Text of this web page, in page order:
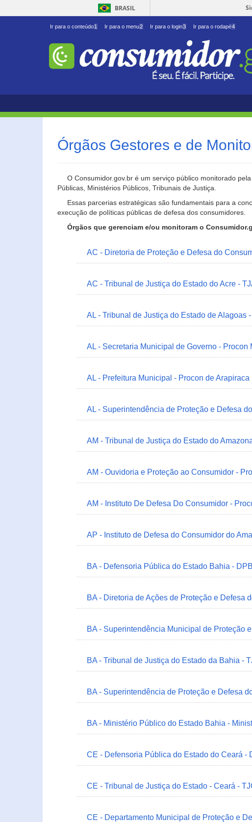
BRASIL
Ir para o conteúdo1 Ir para o menu2 Ir para o login3 Ir para o rodapé4
Órgãos Gestores e de
O Consumidor.gov.br é um serviço público monitorado
Públicas, Ministérios Públicos, Tribunais de Justiça.
Essas parcerias estratégicas são fundamentais para a
execução de políticas públicas de defesa dos consumidores.
Órgãos que gerenciam e/ou monitoram o
AC - Diretoria de Proteção e Defesa do
AC - Tribunal de Justiça do Estado do Acre -
AL - Tribunal de Justiça do Estado de Alagoas
AL - Secretaria Municipal de Governo - Procon
AL - Prefeitura Municipal - Procon de Arapiraca
AL - Superintendência de Proteção e Defesa
AM - Tribunal de Justiça do Estado do
AM - Ouvidoria e Proteção ao Consumidor -
AM - Instituto De Defesa Do Consumidor -
AP - Instituto de Defesa do Consumidor do
BA - Defensoria Pública do Estado Bahia -
BA - Diretoria de Ações de Proteção e Defesa
BA - Superintendência Municipal de Proteção
BA - Tribunal de Justiça do Estado da Bahia -
BA - Superintendência de Proteção e Defesa
BA - Ministério Público do Estado Bahia -
CE - Defensoria Pública do Estado do Ceará -
CE - Tribunal de Justiça do Estado - Ceará -
CE - Departamento Municipal de Proteção e